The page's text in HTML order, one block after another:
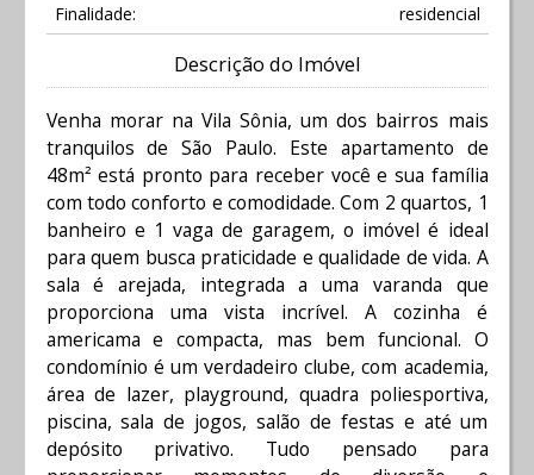
Finalidade: residencial
Descrição do Imóvel
Venha morar na Vila Sônia, um dos bairros mais
tranquilos de São Paulo. Este apartamento de
48m² está pronto para receber você e sua família
com todo conforto e comodidade. Com 2 quartos, 1
banheiro e 1 vaga de garagem, o imóvel é ideal
para quem busca praticidade e qualidade de vida. A
sala é arejada, integrada a uma varanda que
proporciona uma vista incrível. A cozinha é
americama e compacta, mas bem funcional. O
condomínio é um verdadeiro clube, com academia,
área de lazer, playground, quadra poliesportiva,
piscina, sala de jogos, salão de festas e até um
depósito privativo. Tudo pensado para